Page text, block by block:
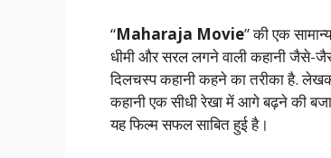
“Maharaja Movie” की एक
धीमी और सरल लगने वाली कहानी जैसे-जैसे
दिलचस्प कहानी कहने का तरीका है.
कहानी एक सीधी रेखा में आगे बढ़ने की
यह फिल्म सफल साबित हुई है।